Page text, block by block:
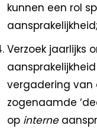
kunnen een rol
aansprakelijkheid;
Verzoek jaarlijks
vergadering van
zogenaamde
op interne